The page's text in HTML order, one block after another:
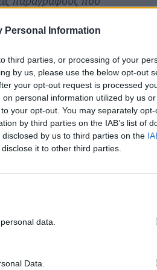
Personal Information
third parties, or processing of your
by us, please use the below opt-out
your opt-out request is processed
personal information utilized by us
your opt-out. You may separately
by third parties on the IAB’s list of
by us to third parties on the
it to other third parties.
data.
Data.
να αντικατασταθεί με
εκ νέου την
Σπάρτης όπως αυτή
6η ΥΠΕ όσο και στο
Τεχνολογικής
του